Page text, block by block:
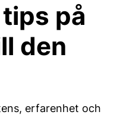
på
den
erfarenhet och